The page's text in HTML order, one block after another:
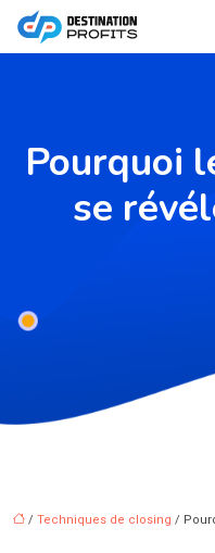
Pourquoi
se
/ Techniques de closing /